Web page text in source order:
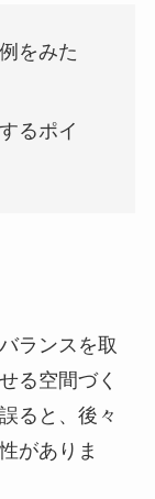
をみた
るポイ
ランスを取
る空間づく
ると、後々
がありま